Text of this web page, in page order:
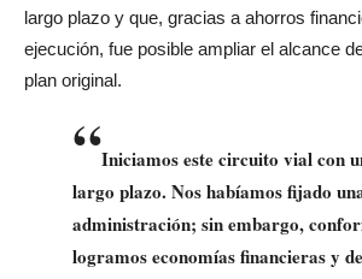
largo plazo y que, gracias a ahorros
ejecución, fue posible ampliar el alcance
plan original.
“Iniciamos este circuito vial con
largo plazo. Nos habíamos fijado
administración; sin embargo,
logramos economías financieras y